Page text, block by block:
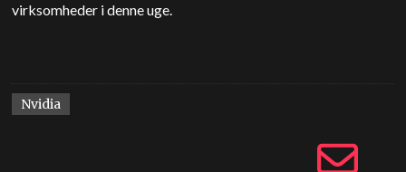
virksomheder i denne uge.
Nvidia